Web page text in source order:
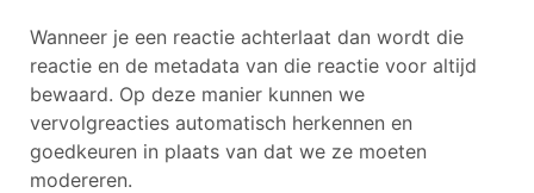
Wanneer je een reactie achterlaat dan wordt die
reactie en de metadata van die reactie voor altijd
bewaard. Op deze manier kunnen we
vervolgreacties automatisch herkennen en
goedkeuren in plaats van dat we ze moeten
modereren.